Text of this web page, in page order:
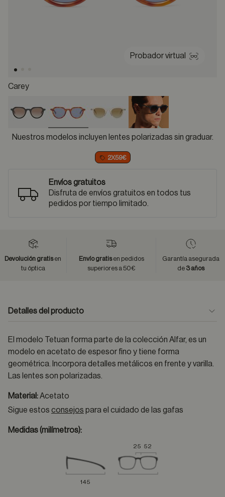
Probador virtual
Carey
selected
Nuestros modelos incluyen lentes polarizadas sin graduar.
2X59€
Envíos gratuitos
Disfruta de envíos gratuitos en todos tus
pedidos por tiempo limitado.
Devolución gratisen
tu óptica
Envío gratisen pedidos
superiores a 50€
Garantía asegurada
de 3 años
Detalles del producto
El modelo Tetuan forma parte de la colección Alfar, es un
modelo en acetato de espesor fino y tiene forma
geométrica. Incorpora detalles metálicos en frente y varilla.
Las lentes son polarizadas.
Material:Acetato
Sigue estos consejos para el cuidado de las gafas
Medidas (milímetros):
25 52
145